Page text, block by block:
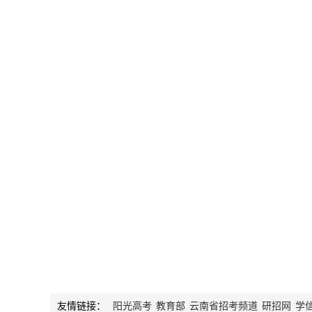
友情链接： 阳光高考 教育部 云南省招考频道 研招网 学